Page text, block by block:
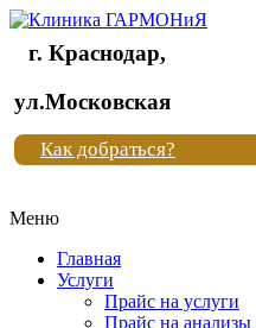
Клиника
"Новая
жизнь"
Клиника
жизнь"
г. Краснодар,
ул.Московская
Как добраться?
Меню
Главная
Услуги
Прайс на услуги
Прайс на анализы